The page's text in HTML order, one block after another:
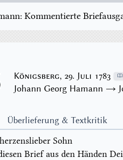
Kommentierte
Königsberg, 29. Juli 1783
Johann Georg Hamann →
Überlieferung & Textkritik
Sohn
Brief aus den Händen